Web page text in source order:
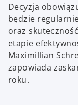
Decyzja
będzie
oraz
etapie
Maximillian
zapowiada
roku.